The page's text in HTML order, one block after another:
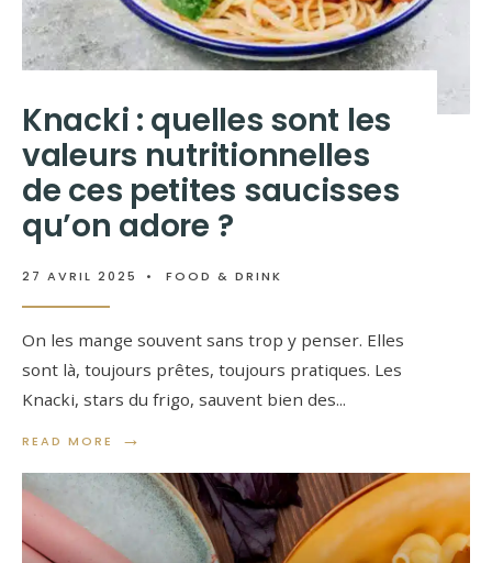
Knacki : quelles sont les
valeurs nutritionnelles
de ces petites saucisses
qu’on adore ?
27 AVRIL 2025 • FOOD & DRINK
On les mange souvent sans trop y penser. Elles
sont là, toujours prêtes, toujours pratiques. Les
Knacki, stars du frigo, sauvent bien des...
READ MORE →